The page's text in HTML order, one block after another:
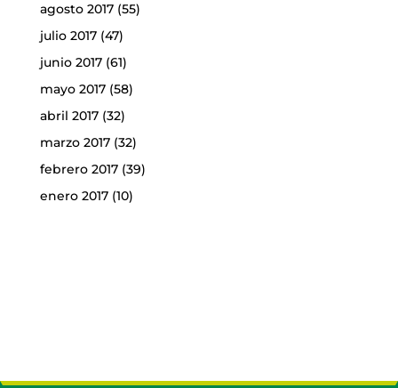
agosto 2017(55)
julio 2017(47)
junio 2017(61)
mayo 2017(58)
abril 2017(32)
marzo 2017(32)
febrero 2017(39)
enero 2017(10)